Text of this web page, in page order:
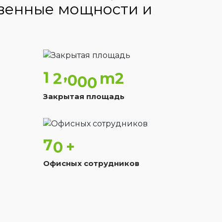
мощности и
1 2,000 m2
Закрытая площадь
70 +
Офисных сотрудников